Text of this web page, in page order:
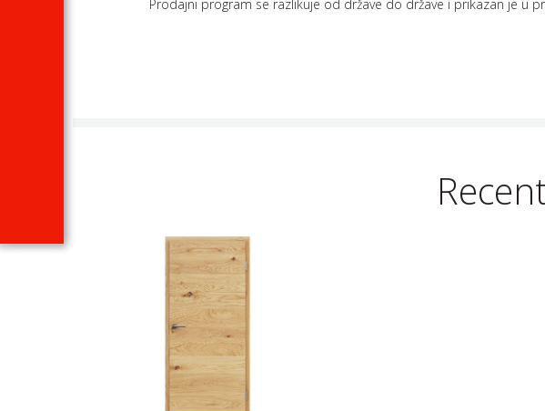
Prodajni program se razlikuje od države do države i prikazan je u